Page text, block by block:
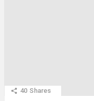
40 Shares